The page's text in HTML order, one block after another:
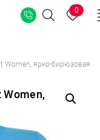
Поиск
0
Women, ярко-бирюзовая